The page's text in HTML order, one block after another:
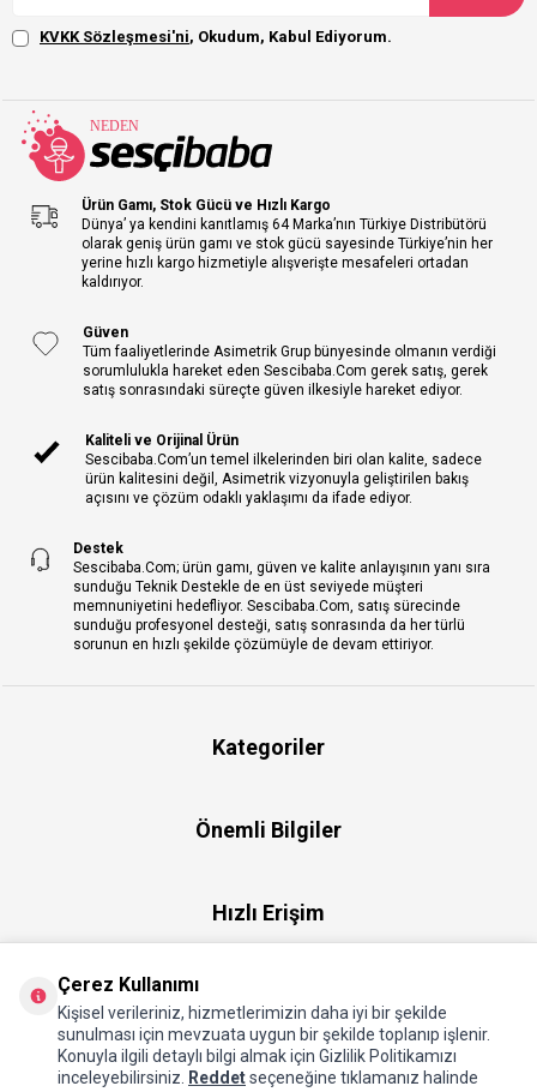
KVKK Sözleşmesi'ni, Okudum, Kabul Ediyorum.
Ürün Gamı, Stok Gücü ve Hızlı Kargo
Dünya’ ya kendini kanıtlamış 64 Marka’nın Türkiye Distribütörü
olarak geniş ürün gamı ve stok gücü sayesinde Türkiye’nin her
yerine hızlı kargo hizmetiyle alışverişte mesafeleri ortadan
kaldırıyor.
Güven
Tüm faaliyetlerinde Asimetrik Grup bünyesinde olmanın verdiği
sorumlulukla hareket eden Sescibaba.Com gerek satış, gerek
satış sonrasındaki süreçte güven ilkesiyle hareket ediyor.
Kaliteli ve Orijinal Ürün
Sescibaba.Com’un temel ilkelerinden biri olan kalite, sadece
ürün kalitesini değil, Asimetrik vizyonuyla geliştirilen bakış
açısını ve çözüm odaklı yaklaşımı da ifade ediyor.
Destek
Sescibaba.Com; ürün gamı, güven ve kalite anlayışının yanı sıra
sunduğu Teknik Destekle de en üst seviyede müşteri
memnuniyetini hedefliyor. Sescibaba.Com, satış sürecinde
sunduğu profesyonel desteği, satış sonrasında da her türlü
sorunun en hızlı şekilde çözümüyle de devam ettiriyor.
Kategoriler
Önemli Bilgiler
Hızlı Erişim
Hakkımızda
Çerez Kullanımı
Kişisel verileriniz, hizmetlerimizin daha iyi bir şekilde
sunulması için mevzuata uygun bir şekilde toplanıp işlenir.
Konuyla ilgili detaylı bilgi almak için Gizlilik Politikamızı
inceleyebilirsiniz.
Reddetseçeneğine tıklamanız halinde